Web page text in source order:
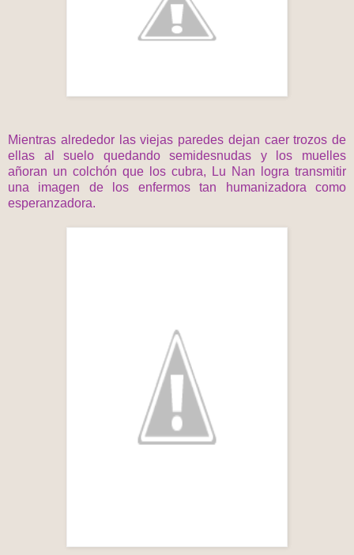
Mientras alrededor las viejas paredes dejan caer trozos de
ellas al suelo quedando semidesnudas y los muelles
añoran un colchón que los cubra, Lu Nan logra transmitir
una imagen de los enfermos tan humanizadora como
esperanzadora.